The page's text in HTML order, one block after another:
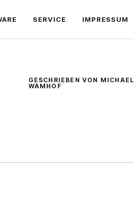
SERVICE IMPRESSUM
GESCHRIEBEN VON MICHAEL
WAMHOF